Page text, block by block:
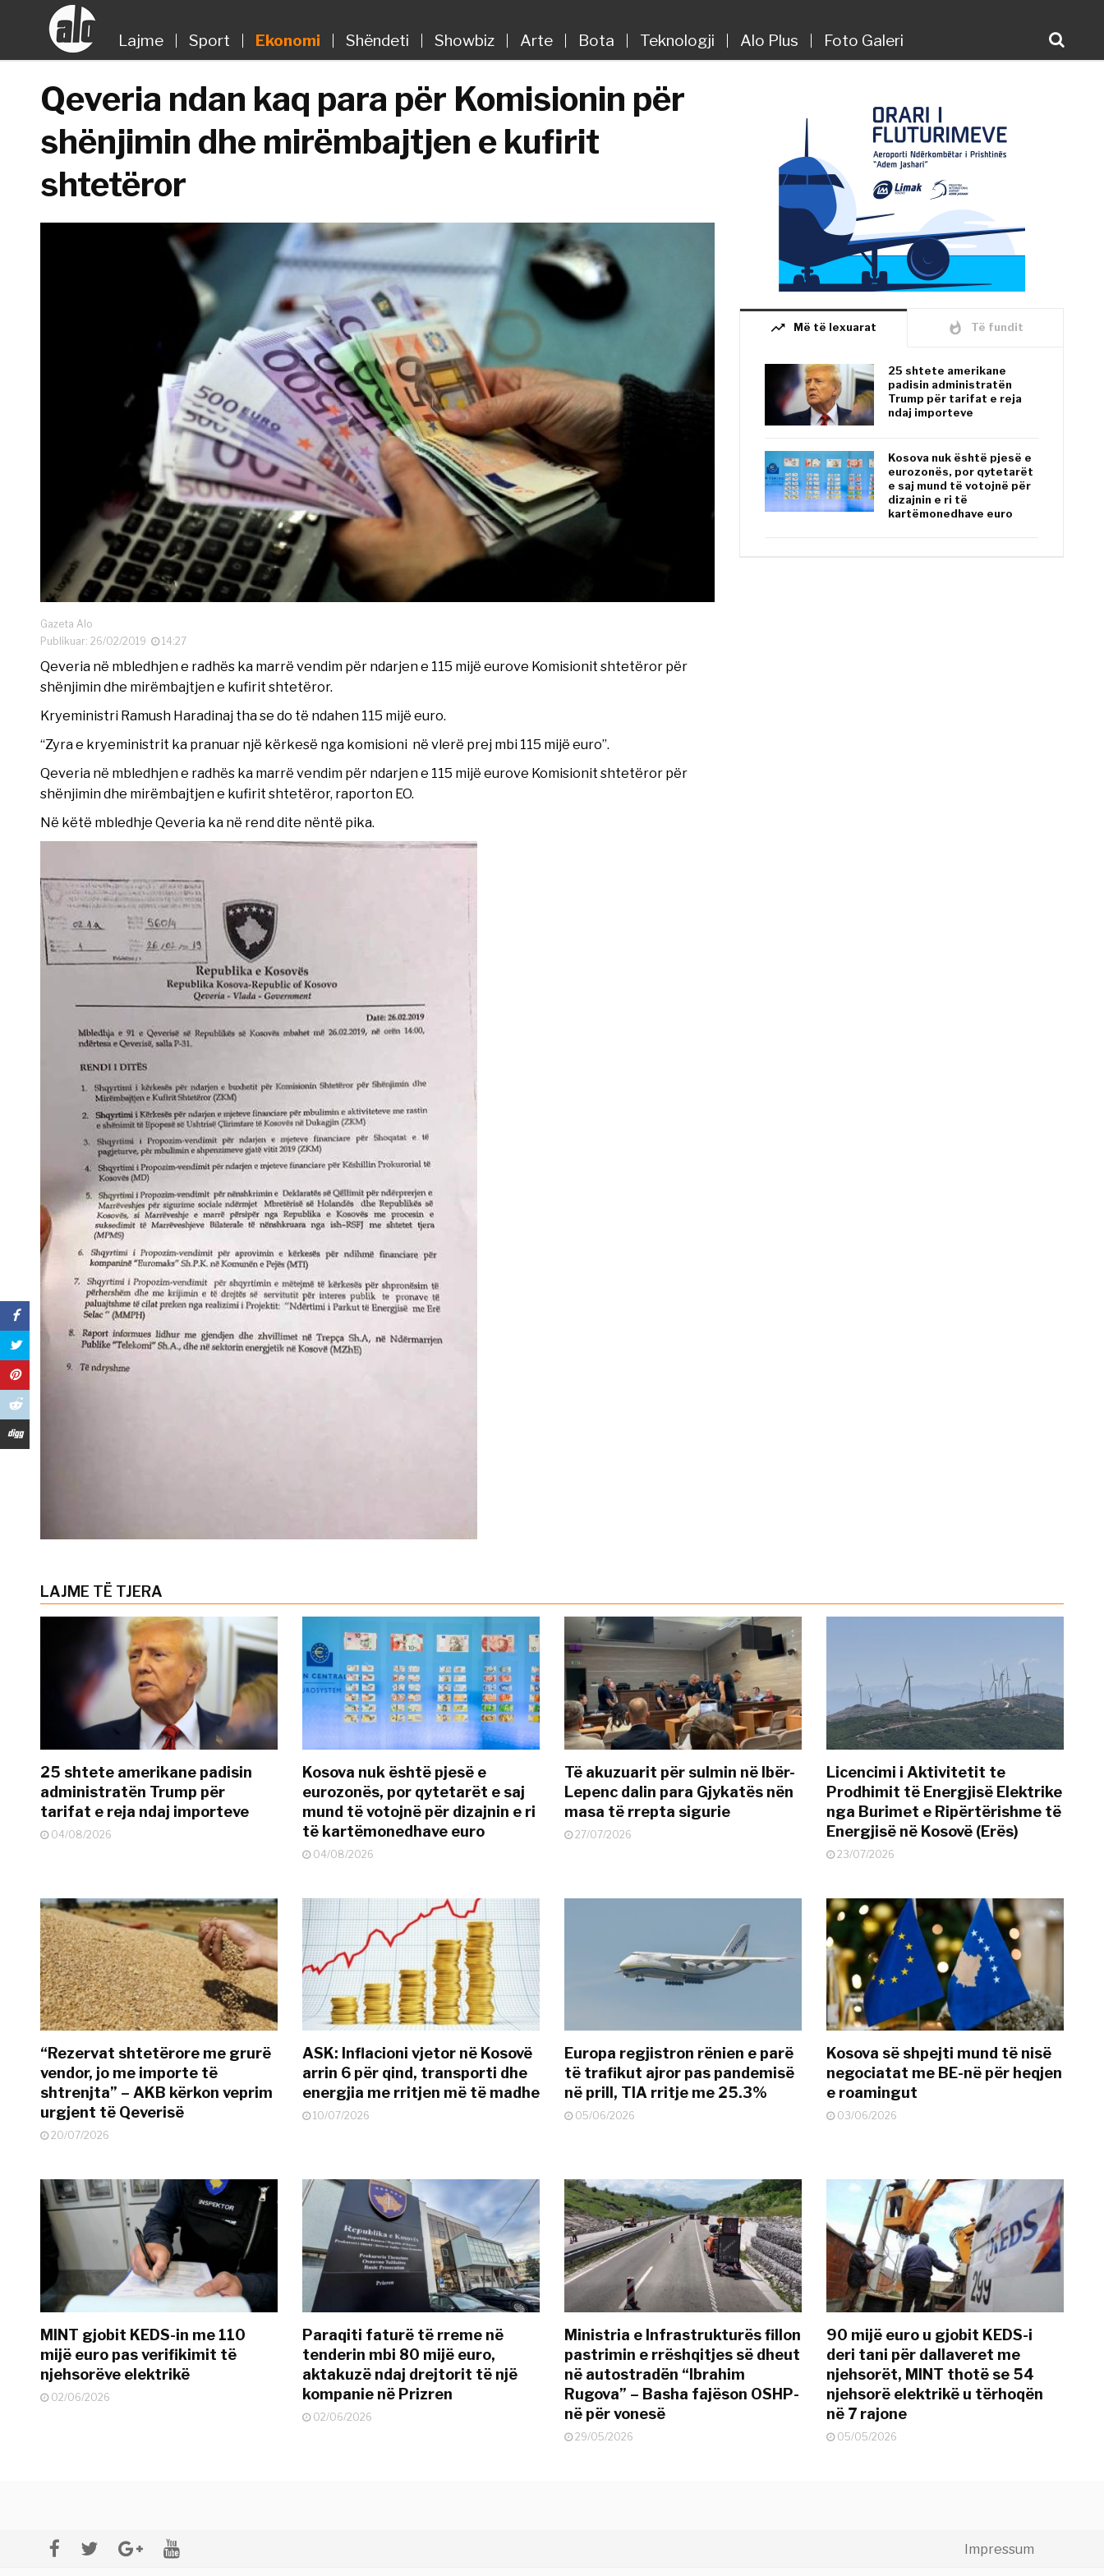
Lajme Sport Ekonomi Shëndeti Showbiz Arte Bota Teknologji Alo Plus Foto Galeri
Qeveria ndan kaq para për Komisionin për
shënjimin dhe mirëmbajtjen e kufirit
shtetëror
Gazeta Alo
Publikuar: 26/02/2019
14:27
Qeveria në mbledhjen e radhës ka marrë vendim për ndarjen e 115 mijë eurove Komisionit shtetëror për
shënjimin dhe mirëmbajtjen e kufirit shtetëror.
Kryeministri Ramush Haradinaj tha se do të ndahen 115 mijë euro.
“Zyra e kryeministrit ka pranuar një kërkesë nga komisioni në vlerë prej mbi 115 mijë euro”.
Qeveria në mbledhjen e radhës ka marrë vendim për ndarjen e 115 mijë eurove Komisionit shtetëror për
shënjimin dhe mirëmbajtjen e kufirit shtetëror, raporton EO.
Në këtë mbledhje Qeveria ka në rend dite nëntë pika.
trending_up Më të lexuarat whatshot Të fundit
25 shtete amerikane
padisin administratën
Trump për tarifat e reja
ndaj importeve
Kosova nuk është pjesë e
eurozonës, por qytetarët
e saj mund të votojnë për
dizajnin e ri të
kartëmonedhave euro
LAJME TË TJERA
25 shtete amerikane padisin
administratën Trump për
tarifat e reja ndaj importeve
04/08/2026
Kosova nuk është pjesë e
eurozonës, por qytetarët e saj
mund të votojnë për dizajnin e ri
të kartëmonedhave euro
04/08/2026
Të akuzuarit për sulmin në Ibër-
Lepenc dalin para Gjykatës nën
masa të rrepta sigurie
27/07/2026
Licencimi i Aktivitetit te
Prodhimit të Energjisë Elektrike
nga Burimet e Ripërtërishme të
Energjisë në Kosovë (Erës)
23/07/2026
“Rezervat shtetërore me grurë
vendor, jo me importe të
shtrenjta” – AKB kërkon veprim
urgjent të Qeverisë
20/07/2026
ASK: Inflacioni vjetor në Kosovë
arrin 6 për qind, transporti dhe
energjia me rritjen më të madhe
10/07/2026
Europa regjistron rënien e parë
të trafikut ajror pas pandemisë
në prill, TIA rritje me 25.3%
05/06/2026
Kosova së shpejti mund të nisë
negociatat me BE-në për heqjen
e roamingut
03/06/2026
MINT gjobit KEDS-in me 110
mijë euro pas verifikimit të
njehsorëve elektrikë
02/06/2026
Paraqiti faturë të rreme në
tenderin mbi 80 mijë euro,
aktakuzë ndaj drejtorit të një
kompanie në Prizren
02/06/2026
Ministria e Infrastrukturës fillon
pastrimin e rrëshqitjes së dheut
në autostradën “Ibrahim
Rugova” – Basha fajëson OSHP-
në për vonesë
29/05/2026
90 mijë euro u gjobit KEDS-i
deri tani për dallaveret me
njehsorët, MINT thotë se 54
njehsorë elektrikë u tërhoqën
në 7 rajone
05/05/2026
Impressum